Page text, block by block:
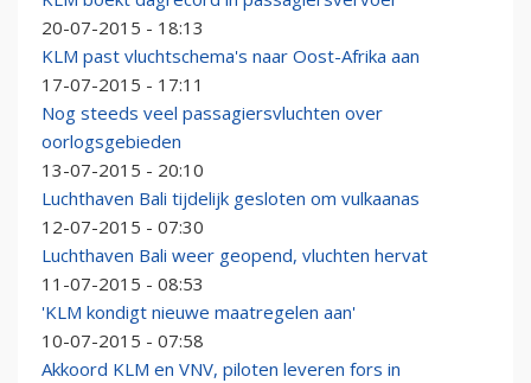
20-07-2015 - 18:13
KLM past vluchtschema's naar Oost-Afrika aan
17-07-2015 - 17:11
Nog steeds veel passagiersvluchten over
oorlogsgebieden
13-07-2015 - 20:10
Luchthaven Bali tijdelijk gesloten om vulkaanas
12-07-2015 - 07:30
Luchthaven Bali weer geopend, vluchten hervat
11-07-2015 - 08:53
'KLM kondigt nieuwe maatregelen aan'
10-07-2015 - 07:58
Akkoord KLM en VNV, piloten leveren fors in